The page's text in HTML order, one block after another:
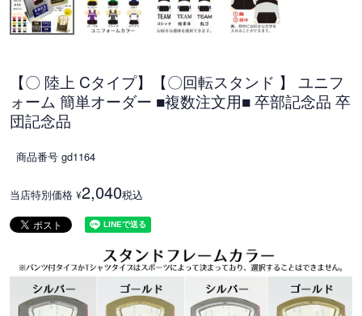
【〇 陸上 Cタイプ】【〇回転スタンド 】 ユニフ
ォーム 簡単オーダー ■複数注文用■ 卒部記念品 卒
団記念品
商品番号 gd1164
当店特別価格 ¥2,040税込